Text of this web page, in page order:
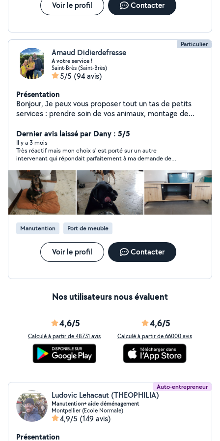
de vous aider dans vos projets.
Voir le profil Contacter
Particulier
Arnaud Didierdefresse
A votre service !
Saint-Brès (Saint-Brès)
5/5 (94 avis)
Présentation
Bonjour, Je peux vous proposer tout un tas de petits
services : prendre soin de vos animaux, montage de
véhicule, faire des courses, aides aux devoirs,
démarches administratives... Merci de votre confiance !
Dernier avis laissé par Dany : 5/5
Il y a 3 mois
Très réactif mais mon choix s' est porté sur un autre
intervenant qui répondait parfaitement à ma demande de
Manutention Port de meuble
Voir le profil Contacter
Nos utilisateurs nous évaluent
4,6/5
Calculé à partir de 48731 avis
4,6/5
Calculé à partir de 66000 avis
Auto-entrepreneur
Ludovic Lehacaut (THEOPHILIA)
Manutention+ aide déménagement
Montpellier (Ecole Normale)
4,9/5 (149 avis)
Présentation